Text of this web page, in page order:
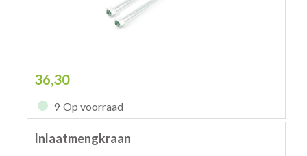
36,30
9 Op voorraad
Inlaatmengkraan